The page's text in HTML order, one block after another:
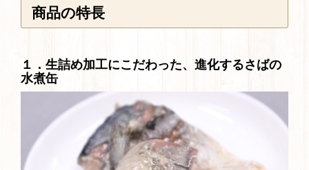
商品の特長
１．生詰め加工にこだわった、進化するさばの
水煮缶